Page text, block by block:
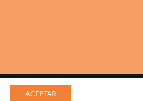
ACEPTAR